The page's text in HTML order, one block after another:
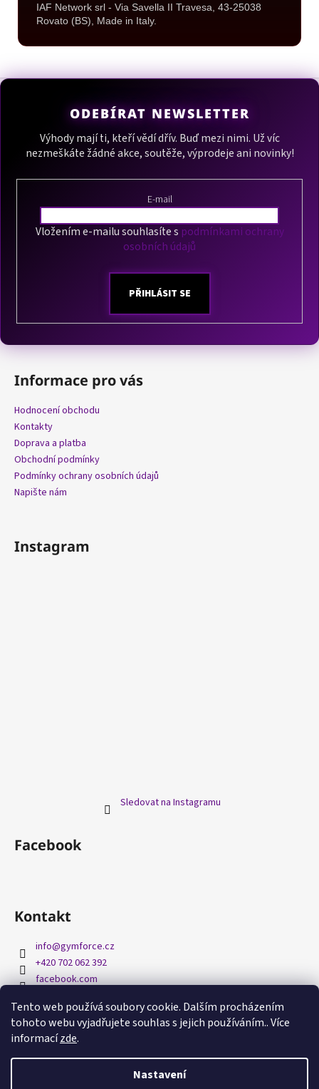
Tento web používá soubory cookie. Dalším procházením
tohoto webu vyjadřujete souhlas s jejich používáním.. Více
informacízde.
Nastavení
IAF Network srl - Via Savella II Travesa, 43-25038
Rovato (BS), Made in Italy.
Z
ODEBÍRAT NEWSLETTER
Výhody mají ti, kteří vědí dřív. Buď mezi nimi. Už víc
nezmeškáte žádné akce, soutěže, výprodeje ani novinky!
E-mail
Vložením e-mailu souhlasíte s podmínkami ochrany
osobních údajů
PŘIHLÁSIT SE
Informace pro vás
Hodnocení obchodu
Kontakty
Doprava a platba
Obchodní podmínky
Podmínky ochrany osobních údajů
Napište nám
Instagram
Sledovat na Instagramu
Facebook
Kontakt
info@gymforce.cz
+420 702 062 392
facebook.com